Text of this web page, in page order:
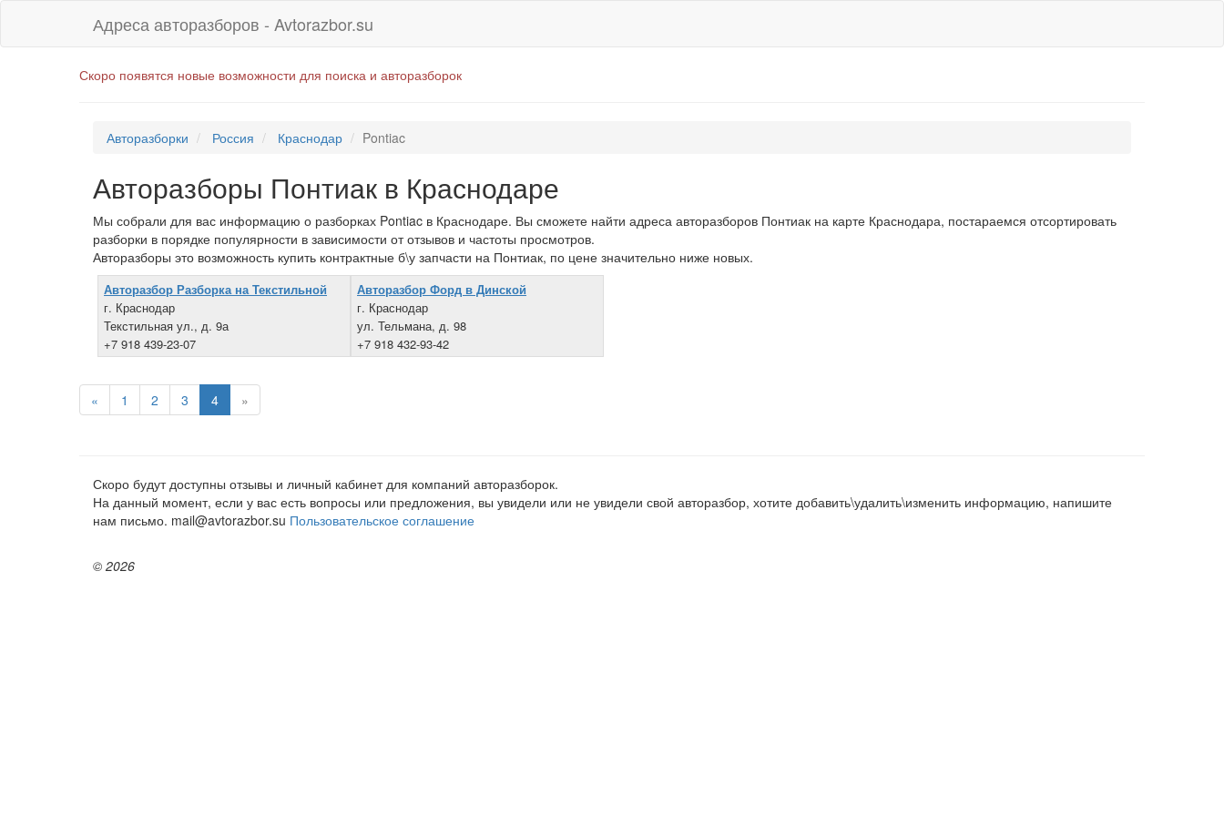
Адреса авторазборов - Avtorazbor.su
Скоро появятся новые возможности для поиска и авторазборок
Авторазборки Россия Краснодар Pontiac
Авторазборы Понтиак в Краснодаре
Мы собрали для вас информацию о разборках Pontiac в Краснодаре. Вы сможете найти адреса авторазборов Понтиак на карте Краснодара, постараемся отсортировать
разборки в порядке популярности в зависимости от отзывов и частоты просмотров.
Авторазборы это возможность купить контрактные б\у запчасти на Понтиак, по цене значительно ниже новых.
Авторазбор Разборка на Текстильной
г. Краснодар
Текстильная ул., д. 9а
+7 918 439-23-07
Авторазбор Форд в Динской
г. Краснодар
ул. Тельмана, д. 98
+7 918 432-93-42
« 1 2 3 4 »
Скоро будут доступны отзывы и личный кабинет для компаний авторазборок.
На данный момент, если у вас есть вопросы или предложения, вы увидели или не увидели свой авторазбор, хотите добавить\удалить\изменить информацию, напишите
нам письмо. mail@avtorazbor.su Пользовательское соглашение
© 2026